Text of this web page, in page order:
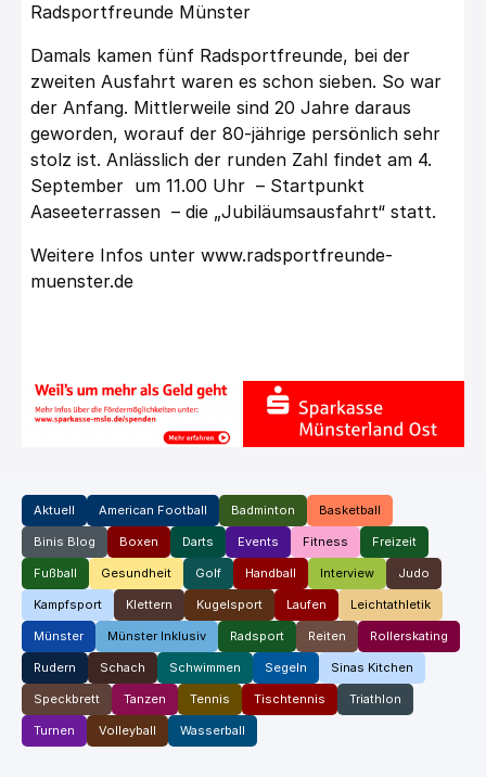
Radsportfreunde Münster
Damals kamen fünf Radsportfreunde, bei der
zweiten Ausfahrt waren es schon sieben. So war
der Anfang. Mittlerweile sind 20 Jahre daraus
geworden, worauf der 80-jährige persönlich sehr
stolz ist. Anlässlich der runden Zahl findet am 4.
September um 11.00 Uhr – Startpunkt
Aaseeterrassen – die „Jubiläumsausfahrt“ statt.
Weitere Infos unter www.radsportfreunde-
muenster.de
Aktuell American Football Badminton Basketball
Binis Blog Boxen Darts Events Fitness Freizeit
Fußball Gesundheit Golf Handball Interview Judo
Kampfsport Klettern Kugelsport Laufen Leichtathletik
Münster Münster Inklusiv Radsport Reiten Rollerskating
Rudern Schach Schwimmen Segeln Sinas Kitchen
Speckbrett Tanzen Tennis Tischtennis Triathlon
Turnen Volleyball Wasserball